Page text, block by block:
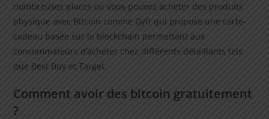
nombreuses places où vous pouvez acheter des produits
physique avec Bitcoin comme Gyft qui propose une carte-
cadeau basée sur la blockchain permettant aux
consommateurs d’acheter chez différents détaillants tels
que Best Buy et Target.
Comment avoir des bitcoin gratuitement
?